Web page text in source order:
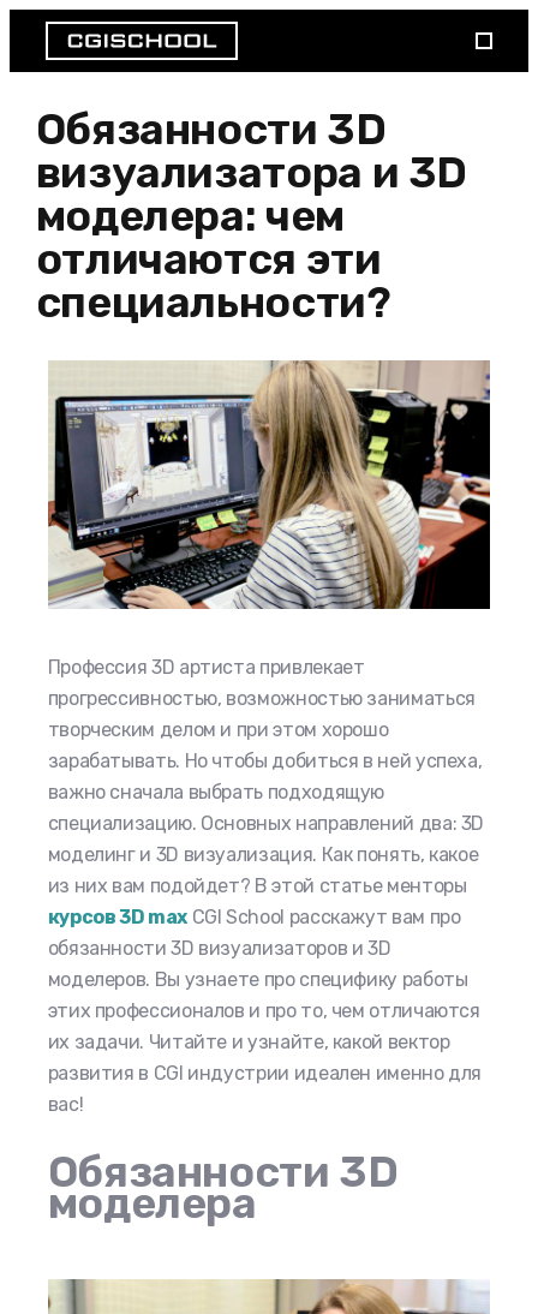
Обязанности 3D
визуализатора и 3D
моделера: чем
отличаются эти
специальности?
Профессия 3D артиста привлекает
прогрессивностью, возможностью заниматься
творческим делом и при этом хорошо
зарабатывать. Но чтобы добиться в ней успеха,
важно сначала выбрать подходящую
специализацию. Основных направлений два: 3D
моделинг и 3D визуализация. Как понять, какое
из них вам подойдет? В этой статье менторы
курсов 3D maxCGI School расскажут вам про
обязанности 3D визуализаторов и 3D
моделеров. Вы узнаете про специфику работы
этих профессионалов и про то, чем отличаются
их задачи. Читайте и узнайте, какой вектор
развития в CGI индустрии идеален именно для
вас!
Обязанности 3D
моделера